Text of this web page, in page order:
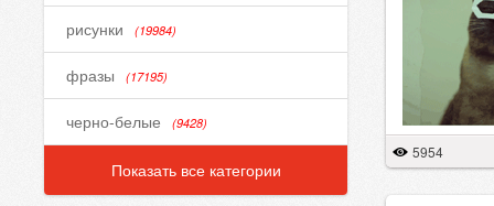
рисунки (19984)
фразы (17195)
черно-белые (9428)
Показать все категории
5954